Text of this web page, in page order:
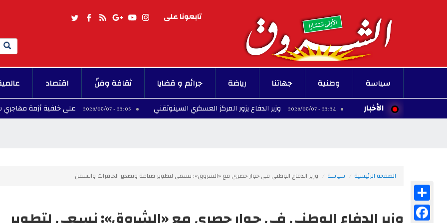
تابعونا على
Search
سياسة وطنية جهاتنا رياضة جرائم و قضايا ثقافة وفنّ اقتصاد
الأخبار23:34 - 2026/08/07 وزير الدفاع يزور المركز العسكري السينوتقني 23:05 - 2026/08/07 على خلفية أزمة مهاجري سبتة..
الصفحة الرئيسية سياسة وزير الدفاع الوطني في حوار حصري مع «الشروق»: نسعى لتطوير صناعة وتصدير الخافرات والسفن
Facebook